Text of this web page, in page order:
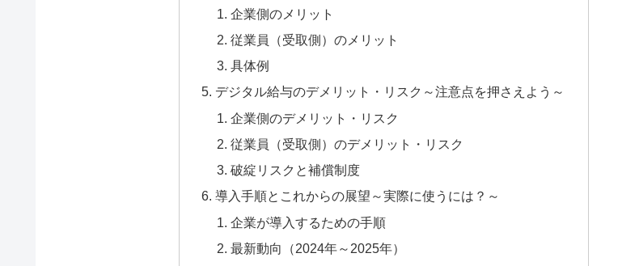
企業側のメリット
従業員（受取側）のメリット
具体例
デジタル給与のデメリット・リスク～注意点を押さえよう～
企業側のデメリット・リスク
従業員（受取側）のデメリット・リスク
破綻リスクと補償制度
導入手順とこれからの展望～実際に使うには？～
企業が導入するための手順
最新動向（2024年～2025年）